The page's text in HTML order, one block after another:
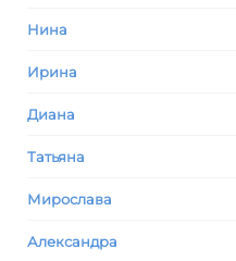
Нина
Ирина
Диана
Татьяна
Мирослава
Александра